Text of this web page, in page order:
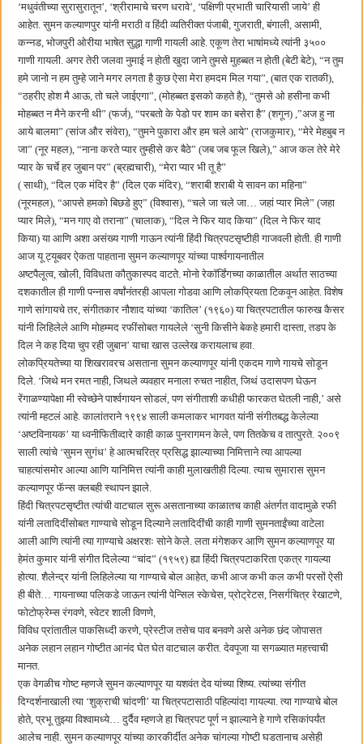
‌‘मधुवंतीच्या सुरासुरातून‌’, ‌‘श्रीरामाचे चरण धरावे‌’, ‌‘पक्षिणी प्रभाती चारियासी जाये‌’ ही
आहेत. सुमन कल्याणपुर यांनी मराठी व हिंदी व्यतिरीक्त पंजाबी, गुजराती, बंगाली, असामी,
कन्नड, भोजपुरी ओरीया भाषेत सुद्धा गाणी गायली आहे. एकूण तेरा भाषांमध्ये त्यांनी ३५००
गाणी गायली. अगर तेरी जलवा नुमाई न होती खुदा जाने तुमसे मुहब्बत न होती (बेटी बेटे), “न तुम
हमे जानो न हम तुम्हे जाने मगर लगता है कुछ ऐसा मेरा हमदम मिल गया”, (बात एक रातकी),
“ठहरीए होश मै आऊ, तो चले जाईएगा”, (मोहब्बत इसको कहते है), “तुमसे ओ हसीना कभी
मोहब्बत न मैने करनी थी” (फर्ज), “परबतो के पेडो पर शाम का बसेरा है” (शगून) ,”अज हु ना
आये बालमा” (सांज और संवेरा), “तुमने पुकारा और हम चले आये” (राजकुमार), “मेरे मेहबुब न
जा” (नूर महल), “नाना करते प्यार तुम्हीसे कर बैठे” (जब जब फूल खिले),” आज कल तेरे मेरे
प्यार के चर्चे हर जुबान पर” (ब्रह्मचारी), “मेरा प्यार भी तू है”
( साथी), “दिल एक मंदिर है” (दिल एक मंदिर), “शराबी शराबी ये सावन का महिना”
(नूरमहल), “आपसे हमको बिछडे हुए” (विश्वास), “चले जा चले जा… जहां प्यार मिले” (जहा
प्यार मिले), “मन गाए वो तराना” (चालाक), “दिल ने फिर याद किया” (दिल ने फिर याद
किया) या आणि अशा असंख्य गाणी गाऊन त्यांनी हिंदी चित्रपटसृष्टीही गाजवली होती. ही गाणी
आज यू ट्यूबवर ऐकता पाहताना सुमन कल्याणपूर यांच्या पार्श्वगायनातील
अष्टपैलूत्व, खोली, विविधता कौतुकास्पद वाटते. मोनो रेकॉर्डिंगच्या काळातील अर्थात साठच्या
दशकातील ही गाणी पन्नास वर्षांनंतरही आपला गोडवा आणि लोकप्रियता टिकवून आहेत. विशेष
गाणे सांगायचे तर, संगीतकार नौशाद यांच्या ‘कातिल’ (१९६०) या चित्रपटातील फारुख कैसर
यांनी लिहिलेले आणि मोहम्मद रफींसोबत गायलेले ‘सुनी किसीने बेकहे हमारी दास्ता, तडप के
दिल ने कह दिया चुप रही जुबान’ याचा खास उल्लेख करायलाच हवा.
लोकप्रियतेच्या या शिखरावरच असताना सुमन कल्याणपूर यांनी एकदम गाणे गायचे सोडून
दिले. ‘जिथे मन रमत नाही, जिथले व्यवहार मनाला रुचत नाहीत, जिथं उदासपण घेऊन
रेंगाळण्यापेक्षा मी स्वेच्छेने पार्श्वगायन सोडलं, पण संगीताशी कधीही फारकत घेतली नाही,’ असे
त्यांनी म्हटलं आहे. कालांतराने १९९४ साली कमलाकर भागवत यांनी संगीतबद्ध केलेल्या
‘अष्टविनायक’ या ध्वनीफितीव्दारे काही काळ पुनरागमन केले, पण तितकेच व तात्पुरते. २००९
साली त्यांचे ‘सुमन सुगंध’ हे आत्मचरित्र प्रसिद्ध झाल्याच्या निमित्ताने त्या आपल्या
चाहत्यांसमोर आल्या आणि यानिमित्त त्यांनी काही मुलाखतीही दिल्या. त्याच सुमारास सुमन
कल्याणपूर फॅन्स क्लबही स्थापन झाले.
हिंदी चित्रपटसृष्टीत त्यांची वाटचाल सुरू असतानाच्या काळातच काही अंतर्गत वादामुळे रफी
यांनी लतादिदींसोबत गाण्याचे सोडून दिल्याने लतादिदींची काही गाणी सुमनताईंच्या वाटेला
आली आणि त्यांनी त्या गाण्याचे अक्षरशः सोने केले. लता मंगेशकर आणि सुमन कल्याणपूर या
हेमंत कुमार यांनी संगीत दिलेल्या “चांद” (१९५९) ह्या हिंदी चित्रपटाकरिता एकत्र गायल्या
होत्या. शैलेन्द्र यांनी लिहिलेल्या या गाण्याचे बोल आहेत, कभी आज कभी कल कभी परसों ऐसी
ही बीते… गायनाच्या पलिकडे जाऊन त्यांनी पेन्सिल स्केचेस, प्रोट्रेटस, निसर्गचित्र रेखाटणे,
फोटोफ्रेम्स रंगवणे, स्वेटर शाली विणणे,
विविध प्रांतातील पाकसिध्दी करणे, प्रेस्टीज तसेच पाव बनवणे असे अनेक छंद जोपासत
अनेक लहान लहान गोष्टीत आनंद घेत घेत वाटचाल करीत. देवपूजा या सगळ्यात महत्त्वाची
मानत.
एक वेगळीच गोष्ट म्हणजे सुमन कल्याणपूर या यशवंत देव यांच्या शिष्य. त्यांच्या संगीत
दिग्दर्शनाखाली त्या ‘शुक्राची चांदणी’ या चित्रपटासाठी पहिल्यांदा गायल्या. त्या गाण्याचे बोल
होते, प्रभू तुझ्या विश्वामध्ये… दुर्दैव म्हणजे हा चित्रपट पूर्ण न झाल्याने हे गाणे रसिकांपर्यंत
आलेच नाही. सुमन कल्याणपूर यांच्या कारकीर्दीत अनेक चांगल्या गोष्टी घडतानाच असेही